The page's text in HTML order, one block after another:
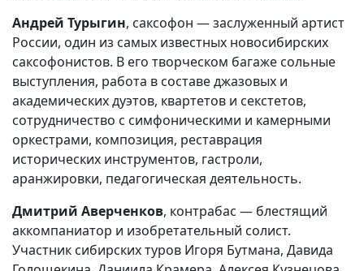
Андрей Турыгин, саксофон — заслуженный артист
России, один из самых известных новосибирских
саксофонистов. В его творческом багаже сольные
выступления, работа в составе джазовых и
академических дуэтов, квартетов и секстетов,
сотрудничество с симфоническими и камерными
оркестрами, композиция, реставрация
исторических инструментов, гастроли,
аранжировки, педагогическая деятельность.
Дмитрий Аверченков, контрабас — блестящий
аккомпаниатор и изобретательный солист.
Участник сибирских туров Игоря Бутмана, Давида